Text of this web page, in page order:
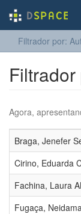
Filtrador por:
Agora,
Braga, Jenefer
Cirino, Eduarda
Fachina, Laura
Fugaça,